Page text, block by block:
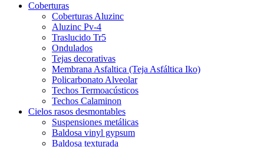
Coberturas
Coberturas Aluzinc
Aluzinc Pv-4
Traslucido Tr5
Ondulados
Tejas decorativas
Membrana Asfaltica (Teja Asfáltica Iko)
Policarbonato Alveolar
Techos Termoacústicos
Techos Calaminon
Cielos rasos desmontables
Suspensiones metálicas
Baldosa vinyl gypsum
Baldosa texturada